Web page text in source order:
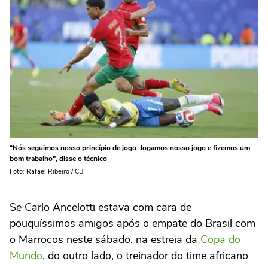
“Nós seguimos nosso princípio de jogo. Jogamos nosso jogo e fizemos um
bom trabalho", disse o técnico
Foto: Rafael Ribeiro / CBF
Se Carlo Ancelotti estava com cara de
pouquíssimos amigos após o empate do Brasil com
o Marrocos neste sábado, na estreia da Copa do
Mundo, do outro lado, o treinador do time africano